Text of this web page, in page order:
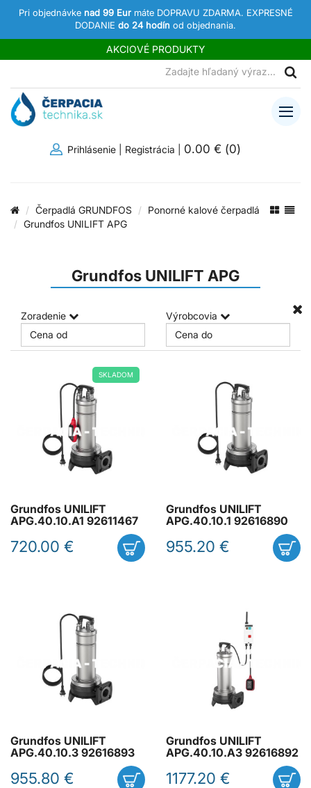
Pri objednávke nad 99 Eur máte DOPRAVU ZDARMA. EXPRESNÉ
DODANIE do 24 hodín od objednania.
AKCIOVÉ PRODUKTY
Prihlásenie Registrácia 0.00 € (0)
Čerpadlá GRUNDFOS
Ponorné kalové čerpadlá
Grundfos UNILIFT APG
Grundfos UNILIFT APG
Zoradenie Výrobcovia
SKLADOM
Grundfos UNILIFT
APG.40.10.A1 92611467
720.00 €
Grundfos UNILIFT
APG.40.10.1 92616890
955.20 €
Grundfos UNILIFT
APG.40.10.3 92616893
955.80 €
Grundfos UNILIFT
APG.40.10.A3 92616892
1177.20 €